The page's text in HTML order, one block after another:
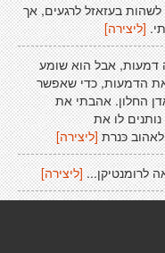
לשהות בעזאזל לרגעים, אך
[ליצירה]
דמעות, אבל הוא שומע
הדמעות, כדי שאפשר
החלון. אהבתי את
לו את
כּנרת [ליצירה]
לרומנטיקן... [ליצירה]